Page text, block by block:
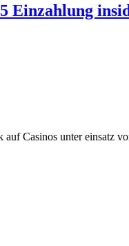
5 Einzahlung
Casinos unter